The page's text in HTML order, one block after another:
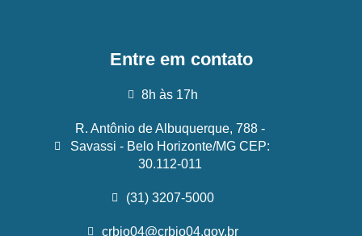
Entre em contato
8h às 17h
R. Antônio de Albuquerque, 788 -
Savassi - Belo Horizonte/MG CEP:
30.112-011
(31) 3207-5000
crbio04@crbio04.gov.br